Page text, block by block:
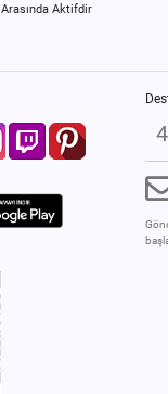
Arasında Aktifdir